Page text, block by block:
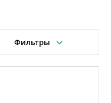
Фильтры